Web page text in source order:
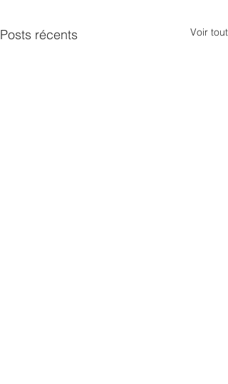
Posts récents Voir tout